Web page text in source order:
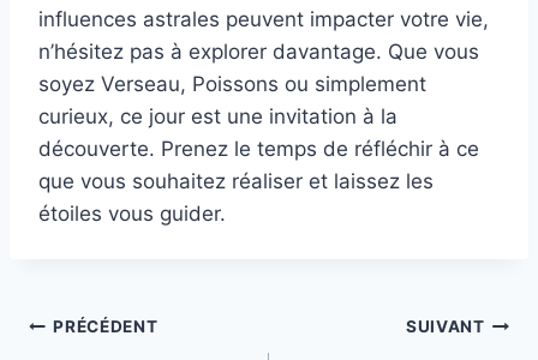
influences astrales peuvent impacter votre vie,
n’hésitez pas à explorer davantage. Que vous
soyez Verseau, Poissons ou simplement
curieux, ce jour est une invitation à la
découverte. Prenez le temps de réfléchir à ce
que vous souhaitez réaliser et laissez les
étoiles vous guider.
Navigation
PRÉCÉDENT SUIVANT